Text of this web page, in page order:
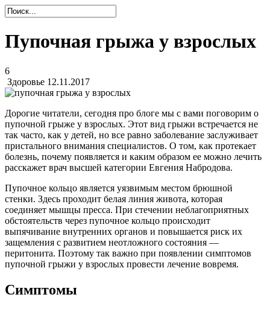
Пупочная грыжа у взрослых
6
Здоровье 12.11.2017
Дорогие читатели, сегодня про блоге мы с вами поговорим о
пупочной грыже у взрослых. Этот вид грыжи встречается не
так часто, как у детей, но все равно заболевание заслуживает
пристального внимания специалистов. О том, как протекает
болезнь, почему появляется и каким образом ее можно лечить
расскажет врач высшей категории Евгения Набродова.
Пупочное кольцо является уязвимым местом брюшной
стенки. Здесь проходит белая линия живота, которая
соединяет мышцы пресса. При стечении неблагоприятных
обстоятельств через пупочное кольцо происходит
выпячивание внутренних органов и повышается риск их
защемления с развитием неотложного состояния —
перитонита. Поэтому так важно при появлении симптомов
пупочной грыжи у взрослых провести лечение вовремя.
Симптомы